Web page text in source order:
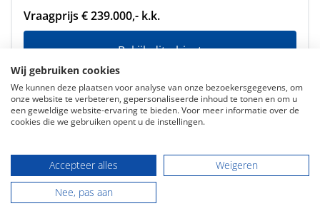
Vraagprijs € 239.000,- k.k.
Bekijk dit object
Aangesloten bij o.a.:
Wij gebruiken cookies
We kunnen deze plaatsen voor analyse van onze bezoekersgegevens, om
onze website te verbeteren, gepersonaliseerde inhoud te tonen en om u
een geweldige website-ervaring te bieden. Voor meer informatie over de
cookies die we gebruiken opent u de instellingen.
Accepteer alles
Weigeren
Nee, pas aan